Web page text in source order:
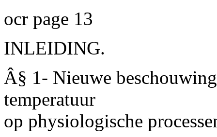
ocr page 13
INLEIDING.
Â§ 1- Nieuwe
temperatuur
op physiologische